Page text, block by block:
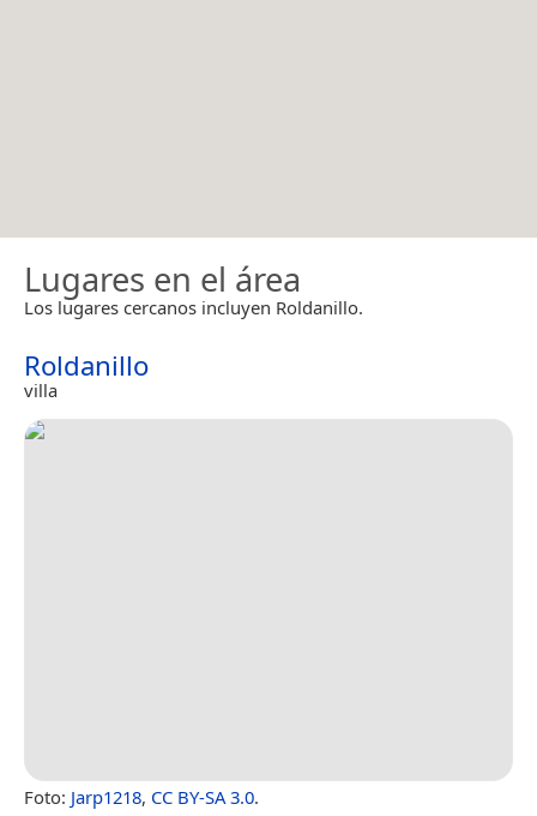
Lugares en el área
Los lugares cercanos incluyen Roldanillo.
Roldanillo
villa
Foto: Jarp1218, CC BY-SA 3.0.